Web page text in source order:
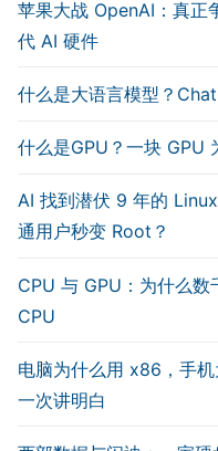
苹果大战 OpenAI：真正
代 AI 硬件
什么是大语言模型？
什么是GPU？一块 GPU
AI 找到潜伏 9 年的
通用户秒变 Root？
CPU 与 GPU：为什么
CPU
电脑为什么用 x86，手
一次讲明白